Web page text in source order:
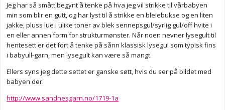
Jeg har så smått begynt å tenke på hva jeg vil strikke til vårbabyen
min som blir en gutt, og har lyst til å strikke en bleiebukse og en liten
jakke, pluss lue i ulike toner av blek sennepsgul/syrlig gul/off hvite i
en eller annen form for strukturmønster. Når noen nevner lysegult til
hentesett er det fort å tenke på sånn klassisk lysegul som typisk fins
i babyull-garn, men lysegult kan være så mangt.
Ellers syns jeg dette settet er ganske søtt, hvis du ser på bildet med
babyen der:
http://www.sandnesgarn.no/1719-1a